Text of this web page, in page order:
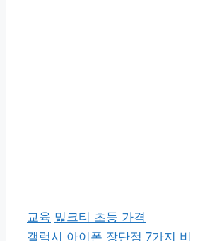
카
테
교육 태
그
밅크티 초등 가격
갤럭시 아이폰 장단점 7가지 비